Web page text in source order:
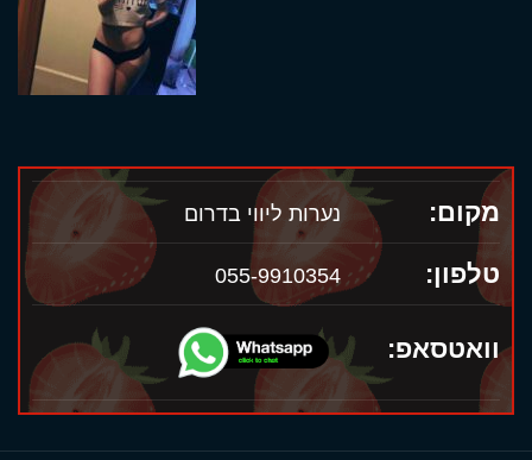
מקום: נערות ליווי בדרום
טלפון: 055-9910354
וואטסאפ: